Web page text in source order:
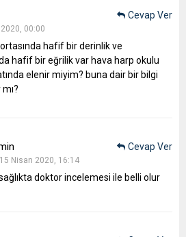
00:00
hafif bir derinlik ve
hafif bir eğrilik var hava harp okulu
elenir miyim? buna dair bir bilgi
Cevap Ver
15 Nisan 2020, 16:14
doktor incelemesi ile belli olur
Cevap Ver